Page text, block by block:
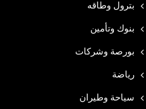
بترول وطاقه
بنوك وتأمين
بورصة وشركات
رياضة
سياحة وطيران